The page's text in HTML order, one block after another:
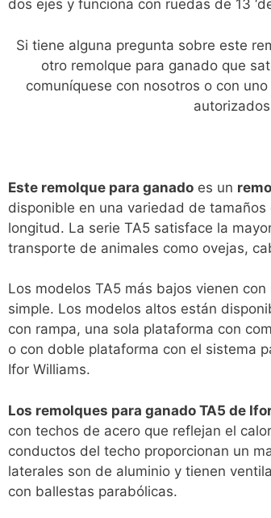
dos ejes y funciona con ruedas de 13
Si tiene alguna pregunta sobre este
otro remolque para ganado que
comuníquese con nosotros o con
Este remolque para ganado es un
disponible en una variedad de
longitud. La serie TA5 satisface la
transporte de animales como ovejas,
Los modelos TA5 más bajos vienen
simple. Los modelos altos están
con rampa, una sola plataforma con
o con doble plataforma con el sistema
Ifor Williams.
Los remolques para ganado TA5 de
con techos de acero que reflejan el
conductos del techo proporcionan un
laterales son de aluminio y tienen
con ballestas parabólicas.